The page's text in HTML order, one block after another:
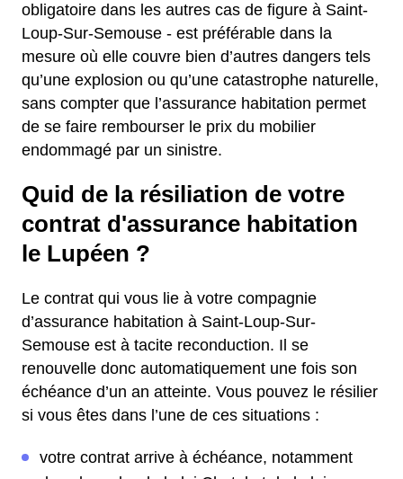
obligatoire dans les autres cas de figure à Saint-
Loup-Sur-Semouse - est préférable dans la
mesure où elle couvre bien d’autres dangers tels
qu’une explosion ou qu’une catastrophe naturelle,
sans compter que l’assurance habitation permet
de se faire rembourser le prix du mobilier
endommagé par un sinistre.
Quid de la résiliation de votre
contrat d'assurance habitation
le Lupéen ?
Le contrat qui vous lie à votre compagnie
d’assurance habitation à Saint-Loup-Sur-
Semouse est à tacite reconduction. Il se
renouvelle donc automatiquement une fois son
échéance d’un an atteinte. Vous pouvez le résilier
si vous êtes dans l’une de ces situations :
votre contrat arrive à échéance, notamment